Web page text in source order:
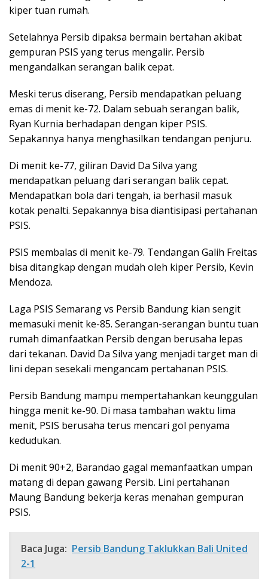
kiper tuan rumah.
Setelahnya Persib dipaksa bermain bertahan akibat
gempuran PSIS yang terus mengalir. Persib
mengandalkan serangan balik cepat.
Meski terus diserang, Persib mendapatkan peluang
emas di menit ke-72. Dalam sebuah serangan balik,
Ryan Kurnia berhadapan dengan kiper PSIS.
Sepakannya hanya menghasilkan tendangan penjuru.
Di menit ke-77, giliran David Da Silva yang
mendapatkan peluang dari serangan balik cepat.
Mendapatkan bola dari tengah, ia berhasil masuk
kotak penalti. Sepakannya bisa diantisipasi pertahanan
PSIS.
PSIS membalas di menit ke-79. Tendangan Galih Freitas
bisa ditangkap dengan mudah oleh kiper Persib, Kevin
Mendoza.
Laga PSIS Semarang vs Persib Bandung kian sengit
memasuki menit ke-85. Serangan-serangan buntu tuan
rumah dimanfaatkan Persib dengan berusaha lepas
dari tekanan. David Da Silva yang menjadi target man di
lini depan sesekali mengancam pertahanan PSIS.
Persib Bandung mampu mempertahankan keunggulan
hingga menit ke-90. Di masa tambahan waktu lima
menit, PSIS berusaha terus mencari gol penyama
kedudukan.
Di menit 90+2, Barandao gagal memanfaatkan umpan
matang di depan gawang Persib. Lini pertahanan
Maung Bandung bekerja keras menahan gempuran
PSIS.
Baca Juga: Persib Bandung Taklukkan Bali United
2-1